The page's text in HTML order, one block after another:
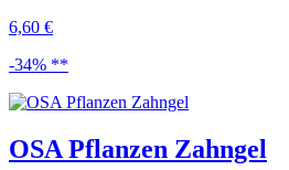
6,60 €
-34% **
OSA Pflanzen Zahngel